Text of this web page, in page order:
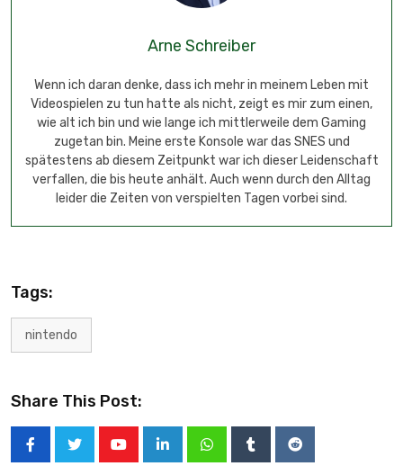
Arne Schreiber
Wenn ich daran denke, dass ich mehr in meinem Leben mit
Videospielen zu tun hatte als nicht, zeigt es mir zum einen,
wie alt ich bin und wie lange ich mittlerweile dem Gaming
zugetan bin. Meine erste Konsole war das SNES und
spätestens ab diesem Zeitpunkt war ich dieser Leidenschaft
verfallen, die bis heute anhält. Auch wenn durch den Alltag
leider die Zeiten von verspielten Tagen vorbei sind.
Tags:
nintendo
Share This Post: